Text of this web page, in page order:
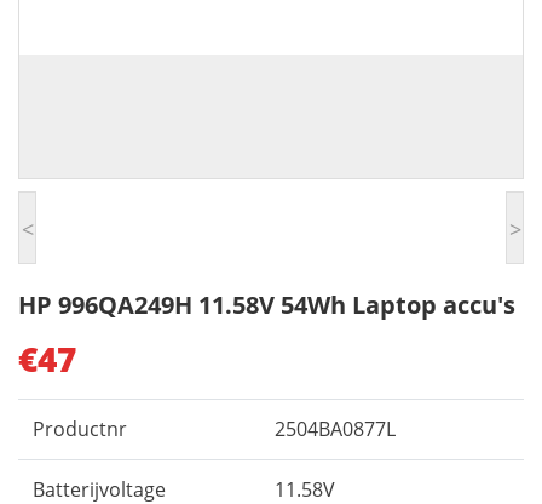
< >
HP 996QA249H 11.58V 54Wh Laptop accu's
€47
Productnr 2504BA0877L
Batterijvoltage 11.58V